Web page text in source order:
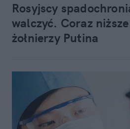
Rosyjscy
walczyć. Coraz
żołnierzy Putina